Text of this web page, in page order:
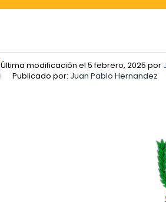
Última modificación el 5 febrero, 2025 por
Publicado por: Juan Pablo Hernandez